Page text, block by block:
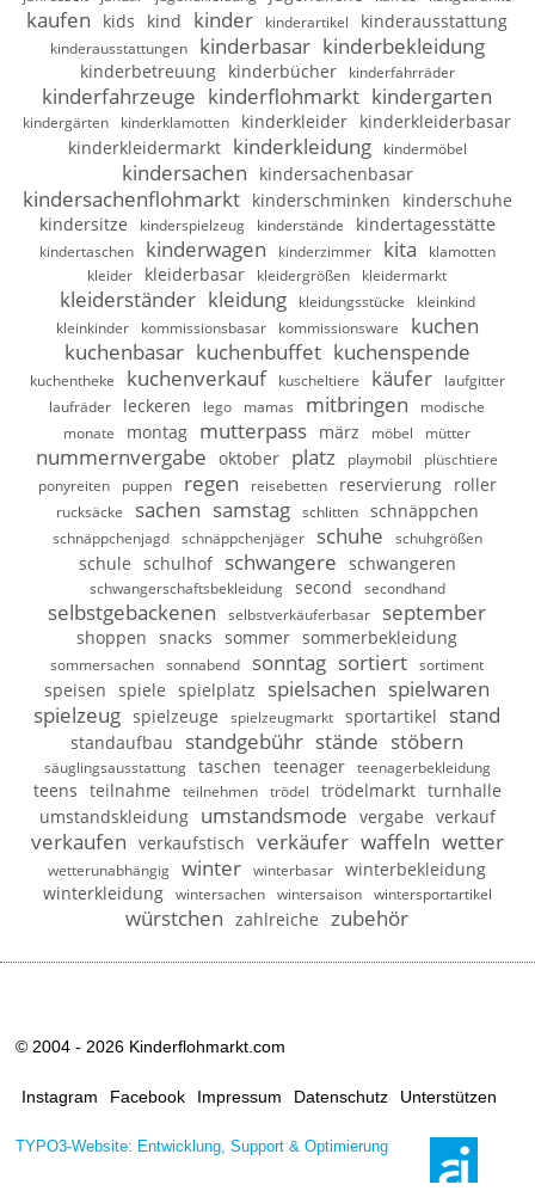
kaufen kids kind kinder kinderartikel kinderausstattung
kinderausstattungen kinderbasar kinderbekleidung
kinderbetreuung kinderbücher kinderfahrräder
kinderfahrzeuge kinderflohmarkt kindergarten
kindergärten kinderklamotten kinderkleider kinderkleiderbasar
kinderkleidermarkt kinderkleidung kindermöbel
kindersachen kindersachenbasar
kindersachenflohmarkt kinderschminken
kinderschuhe
kindersitze
kinderspielzeug kinderstände kindertagesstätte
kindertaschen kinderwagen kinderzimmer kita
klamotten
kleider
kleiderbasar kleidergrößen kleidermarkt
kleiderständer kleidung kleidungsstücke
kleinkind
kleinkinder
kommissionsbasar kommissionsware
kuchen
kuchenbasar kuchenbuffet kuchenspende
kuchentheke kuchenverkauf kuscheltiere käufer
laufgitter
laufräder
leckeren lego mamas mitbringen
modische
monate
montag mutterpass märz möbel mütter
nummernvergabe oktober platz playmobil
plüschtiere
ponyreiten
puppen regen reisebetten reservierung roller
rucksäcke sachen samstag schlitten schnäppchen
schnäppchenjagd schnäppchenjäger schuhe schuhgrößen
schule schulhof schwangere schwangeren
schwangerschaftsbekleidung second secondhand
selbstgebackenen selbstverkäuferbasar september
shoppen snacks sommer sommerbekleidung
sommersachen sonnabend sonntag sortiert sortiment
speisen spiele spielplatz spielsachen spielwaren
spielzeug spielzeuge spielzeugmarkt sportartikel stand
standaufbau standgebühr stände stöbern
säuglingsausstattung taschen teenager teenagerbekleidung
teens teilnahme teilnehmen trödel trödelmarkt turnhalle
umstandskleidung umstandsmode vergabe verkauf
verkaufen verkaufstisch verkäufer waffeln wetter
wetterunabhängig winter winterbasar
winterbekleidung
winterkleidung
wintersachen wintersaison wintersportartikel
würstchen zahlreiche zubehör
© 2004 - 2026 Kinderflohmarkt.com
Instagram Facebook Impressum Datenschutz Unterstützen
TYPO3-Website: Entwicklung, Support & Optimierung